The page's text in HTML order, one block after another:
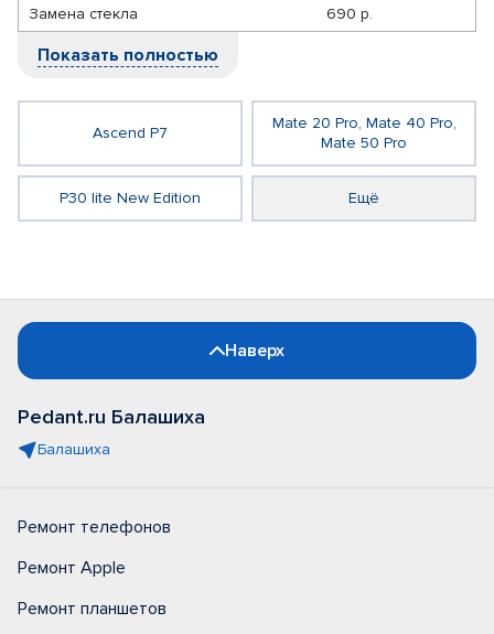
Замена стекла
690 р.
Показать полностью
Ascend P7
Mate 20 Pro, Mate 40 Pro,
Mate 50 Pro
P30 lite New Edition Ещё
Наверх
Pedant.ru Балашиха
Балашиха
Ремонт телефонов
Ремонт Apple
Ремонт планшетов